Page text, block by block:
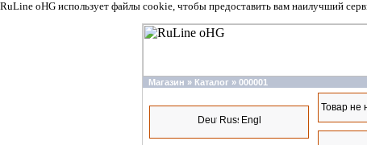
RuLine oHG использует файлы cookie, чтобы предоставить вам наилучший
Магазин » Каталог » 000001
Товар не